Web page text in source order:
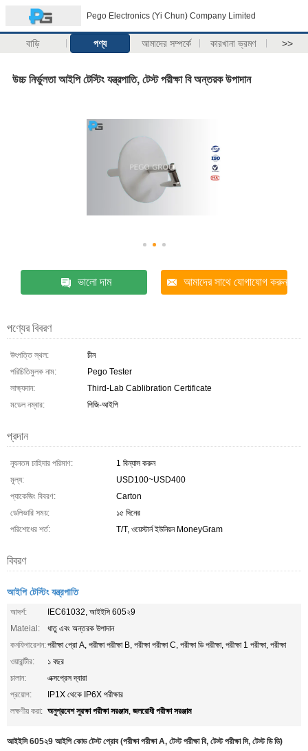
Pego Electronics (Yi Chun) Company Limited
বাড়ি পণ্য আমাদের সম্পর্কে কারখানা ভ্রমণ >>
উচ্চ নির্ভুলতা আইপি টেস্টিং যন্ত্রপাতি, টেস্ট পরীক্ষা বি অন্তরক উপাদান
ভালো দাম আমাদের সাথে যোগাযোগ করুন
পণ্যের বিবরণ
উৎপত্তি স্থল:
চীন
পরিচিতিমুলক নাম:
Pego Tester
সাক্ষ্যদান:
Third-Lab Cablibration Certificate
মডেল নম্বার:
পিজি-আইপি
প্রদান
ন্যূনতম চাহিদার পরিমাণ:
1 বিন্যাস করুন
মূল্য:
USD100~USD400
প্যাকেজিং বিবরণ:
Carton
ডেলিভারি সময়:
১৫ দিনের
পরিশোধের শর্ত:
T/T, ওয়েস্টার্ন ইউনিয়ন MoneyGram
বিবরণ
আইপি টেস্টিং যন্ত্রপাতি
আদর্শ:
IEC61032, আইইসি 605২9
Mateial:
ধাতু এবং অন্তরক উপাদান
কনফিগারেশন:পরীক্ষা প্রো A, পরীক্ষা পরীক্ষা B, পরীক্ষা পরীক্ষা C, পরীক্ষা ডি পরীক্ষা, পরীক্ষা 1 পরীক্ষা, পরীক্ষা
ওয়ারান্টীর:
১ বছর
চালান:
এক্সপ্রেস দ্বারা
প্রয়োগ:
IP1X থেকে IP6X পরীক্ষার
লক্ষণীয় করা: অনুপ্রবেশ সুরক্ষা পরীক্ষা সরঞ্জাম, জলরোধী পরীক্ষা সরঞ্জাম
আইইসি 605২9 আইপি কোড টেস্ট প্রোব (পরীক্ষা পরীক্ষা A, টেস্ট পরীক্ষা বি, টেস্ট পরীক্ষা সি, টেস্ট ডি ডি)